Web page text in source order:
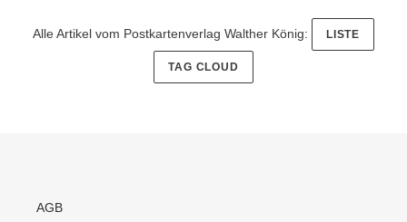
Alle Artikel vom Postkartenverlag Walther König: LISTE
TAG CLOUD
AGB